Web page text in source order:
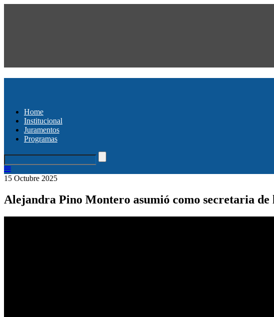
Home
Institucional
Juramentos
Programas
15 Octubre 2025
Alejandra Pino Montero asumió como secretaria de